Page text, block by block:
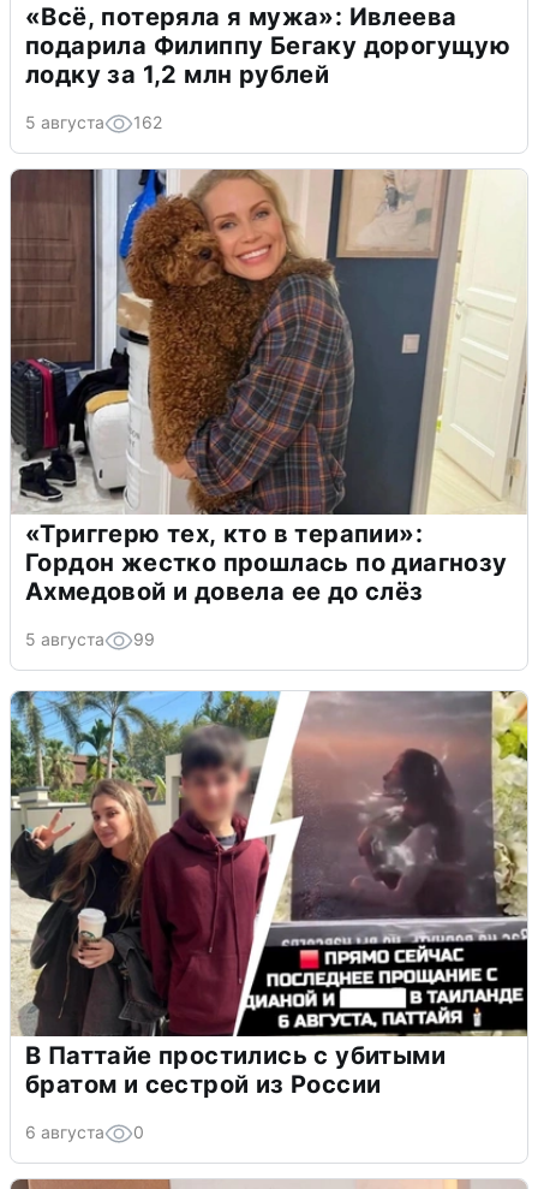
«Всё, потеряла я мужа»: Ивлеева
подарила Филиппу Бегаку дорогущую
лодку за 1,2 млн рублей
5 августа 162
«Триггерю тех, кто в терапии»:
Гордон жестко прошлась по диагнозу
Ахмедовой и довела ее до слёз
5 августа 99
В Паттайе простились с убитыми
братом и сестрой из России
6 августа 0